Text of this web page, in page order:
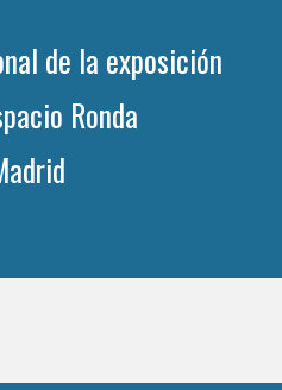
de la exposición
Ronda